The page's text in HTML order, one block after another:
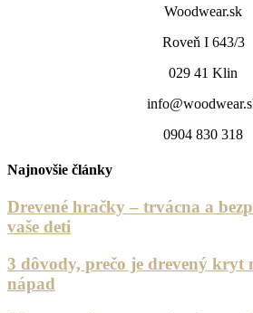
Woodwear.sk
Roveň I 643/3
029 41 Klin
0904 830 318
Najnovšie články
Drevené hračky – trvácna a
vaše deti
3 dôvody, prečo je drevený kryt
nápad